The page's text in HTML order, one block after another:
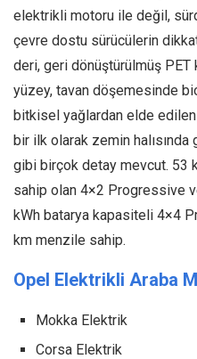
elektrikli motoru ile değil,
çevre dostu sürücülerin
deri, geri dönüştürülmüş
yüzey, tavan döşemesinde
bitkisel yağlardan elde
bir ilk olarak zemin halısında
gibi birçok detay mevcut. 53
sahip olan 4×2 Progressive
kWh batarya kapasiteli 4×4
km menzile sahip.
Opel Elektrikli Araba
Mokka Elektrik
Corsa Elektrik